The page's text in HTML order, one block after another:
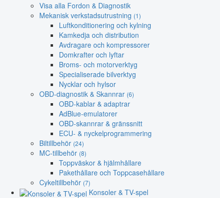
Visa alla Fordon & Diagnostik
Mekanisk verkstadsutrustning (1)
Luftkonditionering och kylning
Kamkedja och distribution
Avdragare och kompressorer
Domkrafter och lyftar
Broms- och motorverktyg
Specialiserade bilverktyg
Nycklar och hylsor
OBD-diagnostik & Skannrar (6)
OBD-kablar & adaptrar
AdBlue-emulatorer
OBD-skannrar & gränssnitt
ECU- & nyckelprogrammering
Biltillbehör (24)
MC-tillbehör (8)
Toppväskor & hjälmhållare
Pakethållare och Toppcasehållare
Cykeltillbehör (7)
Konsoler & TV-spel